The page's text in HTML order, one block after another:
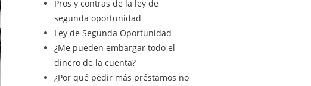
Pros y contras de la ley de
segunda oportunidad
Ley de Segunda Oportunidad
¿Me pueden embargar todo el
dinero de la cuenta?
¿Por qué pedir más préstamos no